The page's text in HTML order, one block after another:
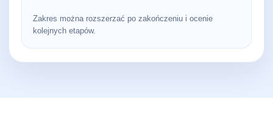
Zakres można rozszerzać po zakończeniu i ocenie
kolejnych etapów.